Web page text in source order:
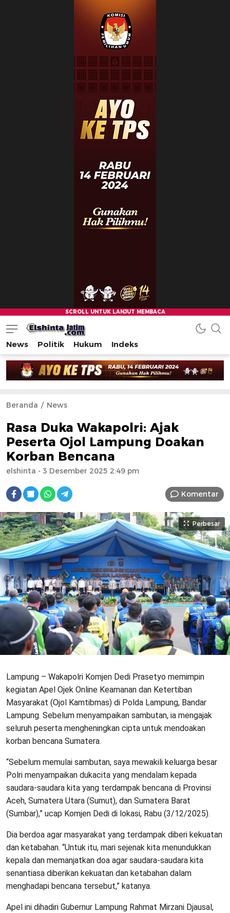
News Politik Hukum Indeks
Beranda News
Rasa Duka Wakapolri: Ajak
Peserta Ojol Lampung Doakan
Korban Bencana
elshinta - 3 Desember 2025 2:49 pm
Komentar
Perbesar
Lampung – Wakapolri Komjen Dedi Prasetyo memimpin
kegiatan Apel Ojek Online Keamanan dan Ketertiban
Masyarakat (Ojol Kamtibmas) di Polda Lampung, Bandar
Lampung. Sebelum menyampaikan sambutan, ia mengajak
seluruh peserta mengheningkan cipta untuk mendoakan
korban bencana Sumatera.
“Sebelum memulai sambutan, saya mewakili keluarga besar
Polri menyampaikan dukacita yang mendalam kepada
saudara-saudara kita yang terdampak bencana di Provinsi
Aceh, Sumatera Utara (Sumut), dan Sumatera Barat
(Sumbar),” ucap Komjen Dedi di lokasi, Rabu (3/12/2025).
Dia berdoa agar masyarakat yang terdampak diberi kekuatan
dan ketabahan. “Untuk itu, mari sejenak kita menundukkan
kepala dan memanjatkan doa agar saudara-saudara kita
senantiasa diberikan kekuatan dan ketabahan dalam
menghadapi bencana tersebut,” katanya.
Apel ini dihadiri Gubernur Lampung Rahmat Mirzani Djausal,